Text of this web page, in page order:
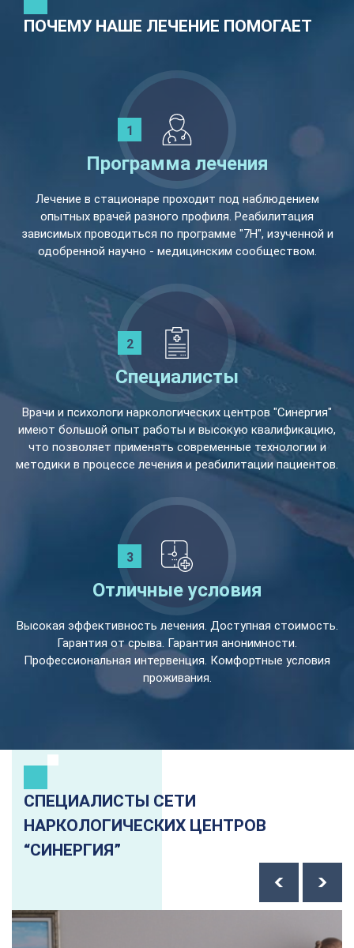
ПОЧЕМУ НАШЕ ЛЕЧЕНИЕ ПОМОГАЕТ
Программа лечения
Лечение в стационаре проходит под наблюдением
опытных врачей разного профиля. Реабилитация
зависимых проводиться по программе "7Н", изученной и
одобренной научно - медицинским сообществом.
Специалисты
Врачи и психологи наркологических центров "Синергия"
имеют большой опыт работы и высокую квалификацию,
что позволяет применять современные технологии и
методики в процессе лечения и реабилитации пациентов.
Отличные условия
Высокая эффективность лечения. Доступная стоимость.
Гарантия от срыва. Гарантия анонимности.
Профессиональная интервенция. Комфортные условия
проживания.
СПЕЦИАЛИСТЫ СЕТИ
НАРКОЛОГИЧЕСКИХ ЦЕНТРОВ
“СИНЕРГИЯ”